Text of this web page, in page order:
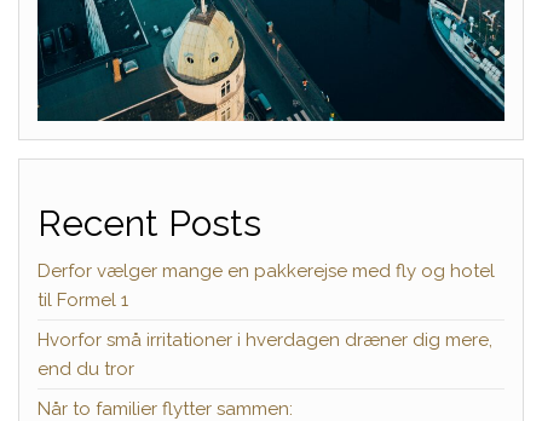
Recent Posts
Derfor vælger mange en pakkerejse med fly og hotel
til Formel 1
Hvorfor små irritationer i hverdagen dræner dig mere,
end du tror
Når to familier flytter sammen: